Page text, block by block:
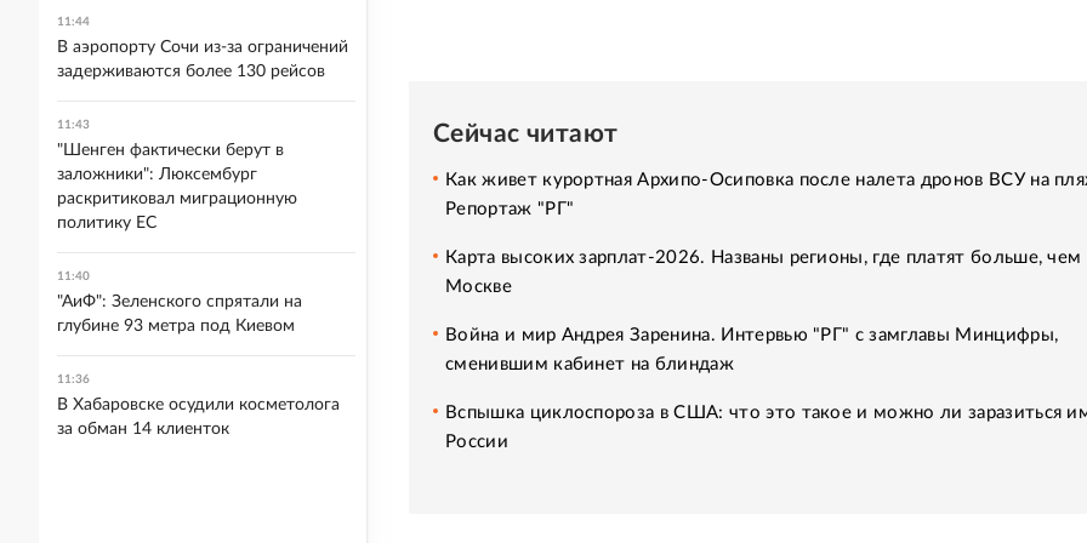
Сейчас читают
Как живет курортная Архипо-Осиповка после налета дронов ВСУ на
Репортаж "РГ"
Карта высоких зарплат-2026. Названы регионы, где платят больше, чем
Москве
Война и мир Андрея Заренина. Интервью "РГ" с замглавы Минцифры,
сменившим кабинет на блиндаж
Вспышка циклоспороза в США: что это такое и можно ли заразиться
России
11:44
В аэропорту Сочи из-за ограничений
задерживаются более 130 рейсов
11:43
"Шенген фактически берут в
заложники": Люксембург
раскритиковал миграционную
политику ЕС
11:40
"АиФ": Зеленского спрятали на
глубине 93 метра под Киевом
11:36
В Хабаровске осудили косметолога
за обман 14 клиенток